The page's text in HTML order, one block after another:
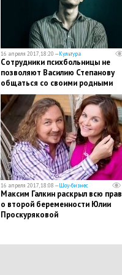
16 апреля 2017, 18:20 —Культура
Сотрудники психбольницы не
позволяют Василию Степанову
общаться со своими родными
16 апреля 2017, 18:08 —Шоу-бизнес
Максим Галкин раскрыл всю
о второй беременности Юлии
Проскуряковой